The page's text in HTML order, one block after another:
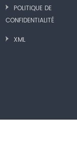
POLITIQUE DE
CONFIDENTIALITÉ
XML